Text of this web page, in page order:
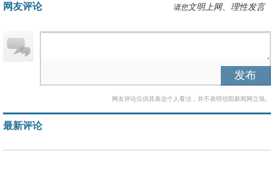
请您文明上网、理性发言
网友评论
发布
网友评论仅供其表达个人看法，并不表明信阳新闻网立场。
最新评论